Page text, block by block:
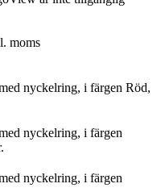
moms